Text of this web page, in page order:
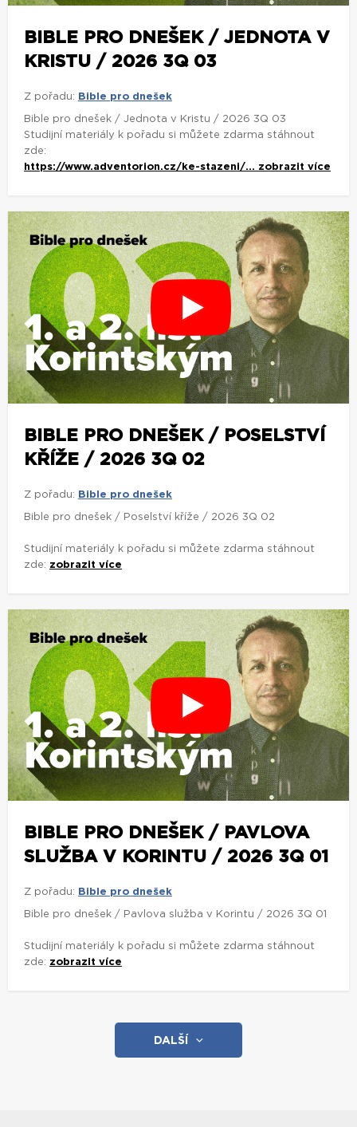
BIBLE PRO DNEŠEK / JEDNOTA V
KRISTU / 2026 3Q 03
Z pořadu: Bible pro dnešek
Bible pro dnešek / Jednota v Kristu / 2026 3Q 03
Studijní materiály k pořadu si můžete zdarma stáhnout
zde:
https://www.adventorion.cz/ke-stazeni/... zobrazit více
BIBLE PRO DNEŠEK / POSELSTVÍ
KŘÍŽE / 2026 3Q 02
Z pořadu: Bible pro dnešek
Bible pro dnešek / Poselství kříže / 2026 3Q 02
Studijní materiály k pořadu si můžete zdarma stáhnout
zde: zobrazit více
BIBLE PRO DNEŠEK / PAVLOVA
SLUŽBA V KORINTU / 2026 3Q 01
Z pořadu: Bible pro dnešek
Bible pro dnešek / Pavlova služba v Korintu / 2026 3Q 01
Studijní materiály k pořadu si můžete zdarma stáhnout
zde: zobrazit více
DALŠÍ